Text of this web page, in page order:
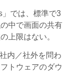
では、標準で3
中で画面の共有
上限はない。
内／社外を問わ
トウェアのダウ